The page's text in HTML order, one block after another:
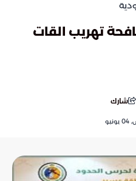
تهريب القات
شارك